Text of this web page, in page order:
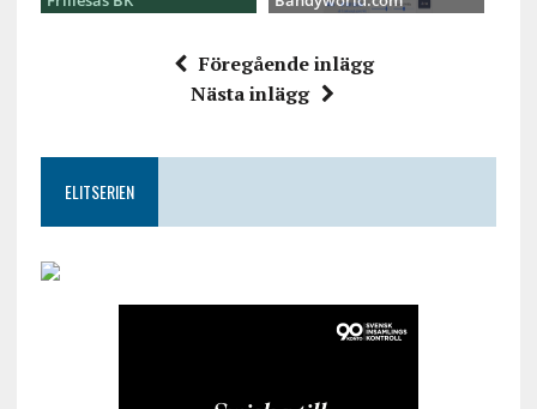
Föregående inlägg
Nästa inlägg
ELITSERIEN